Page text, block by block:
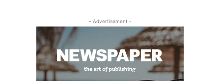
- Advertisement -